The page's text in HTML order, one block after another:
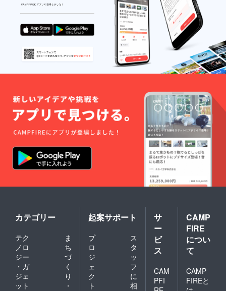
カテゴリー
テク
ノロ
ジー
・ガ
ジェ
ット
ま
ち
づ
く
り
・
起案サポート
プ
ロ
ジ
ェ
ク
ト
ス
タ
ッ
フ
に
相
サ
ー
ビ
ス
CAM
PFI
CAMP
FIRE
につい
て
CAMP
FIREと